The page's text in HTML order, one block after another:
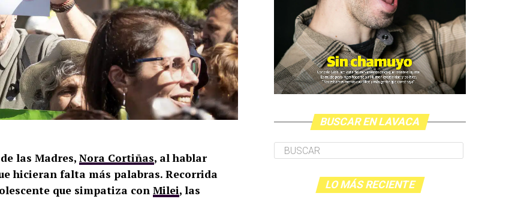
las Madres, Nora Cortiñas, al hablar
hicieran falta más palabras. Recorrida
que simpatiza con Milei, las
BUSCAR EN LAVACA
LO MÁS RECIENTE